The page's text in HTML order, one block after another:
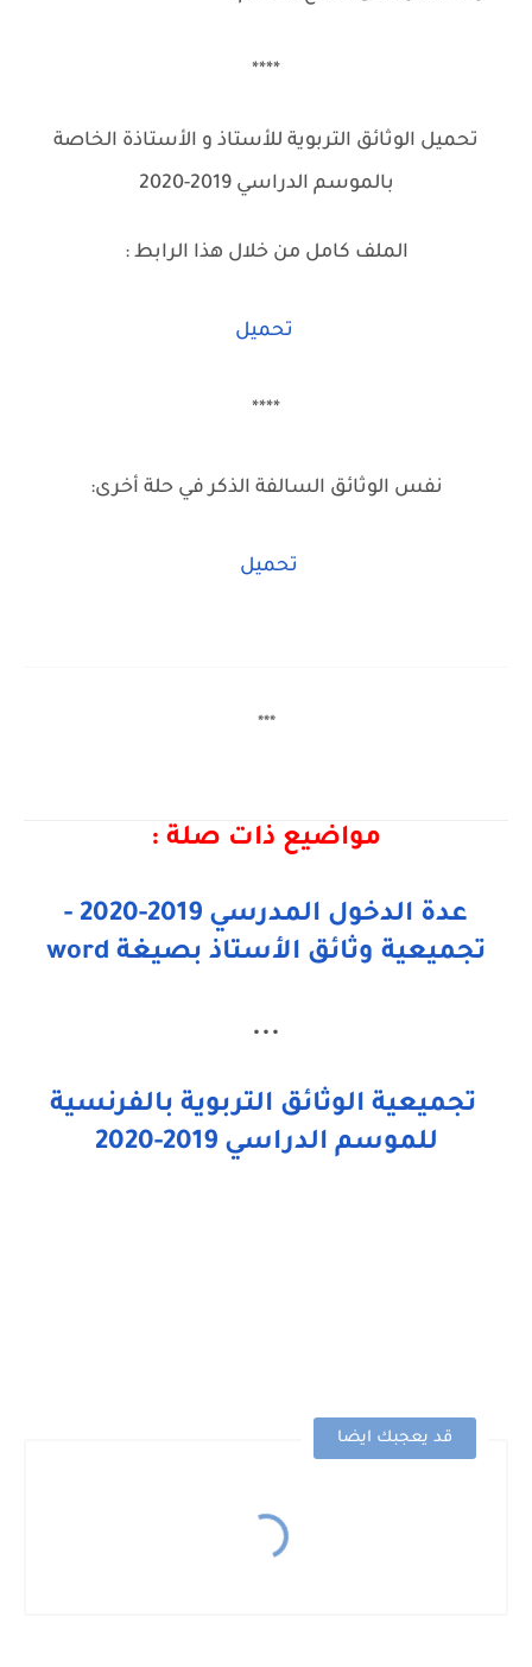
****
تحميل الوثائق التربوية للأستاذ و الأستاذة الخاصة
بالموسم الدراسي 2019-2020
الملف كامل من خلال هذا الرابط :
تحميل
****
نفس الوثائق السالفة الذكر في حلة أخرى:
تحميل
***
مواضيع ذات صلة :
عدة الدخول المدرسي 2019-2020 -
تجميعية وثائق الأستاذ بصيغة word
...
تجميعية الوثائق التربوية بالفرنسية
للموسم الدراسي 2019-2020
قد يعجبك ايضا